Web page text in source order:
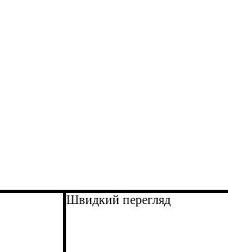
Швидкий перегляд